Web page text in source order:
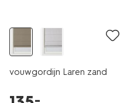
vouwgordijn Laren zand